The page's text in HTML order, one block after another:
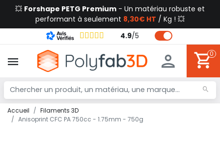
💥 Forshape PETG Premium - Un matériau robuste et
performant à seulement 8,30€ HT / Kg ! 💥
4.9/5
0
Accueil
Filaments 3D
Anisoprint CFC PA 750cc - 1.75mm - 750g